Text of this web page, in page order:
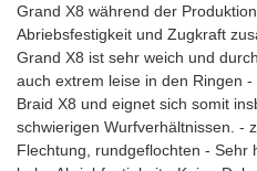
Grand X8 während der
Abriebsfestigkeit und Zugkraft
Grand X8 ist sehr weich und
auch extrem leise in den Ringen
Braid X8 und eignet sich somit
schwierigen Wurfverhältnissen. -
Flechtung, rundgeflochten - Sehr